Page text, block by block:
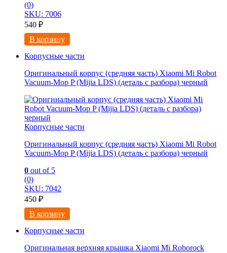
(0)
SKU: 7006
540 ₽
В корзину
Корпусные части
Оригинальный корпус (средняя часть) Xiaomi Mi Robot
Vacuum-Mop P (Mijia LDS) (деталь с разбора) черный
Корпусные части
Оригинальный корпус (средняя часть) Xiaomi Mi Robot
Vacuum-Mop P (Mijia LDS) (деталь с разбора) черный
0 out of 5
(0)
SKU: 7042
450 ₽
В корзину
Корпусные части
Оригинальная верхняя крышка Xiaomi Mi Roborock